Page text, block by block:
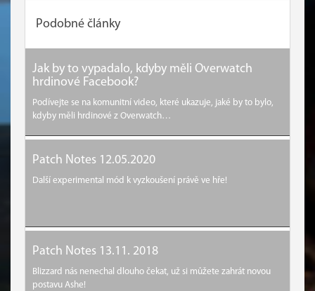
Podobné články
Jak by to vypadalo, kdyby měli Overwatch
hrdinové Facebook?
Podívejte se na komunitní video, které ukazuje, jaké by to bylo,
kdyby měli hrdinové z Overwatch…
Patch Notes 12.05.2020
Další experimental mód k vyzkoušení právě ve hře!
Patch Notes 13.11. 2018
Blizzard nás nenechal dlouho čekat, už si můžete zahrát novou
postavu Ashe!